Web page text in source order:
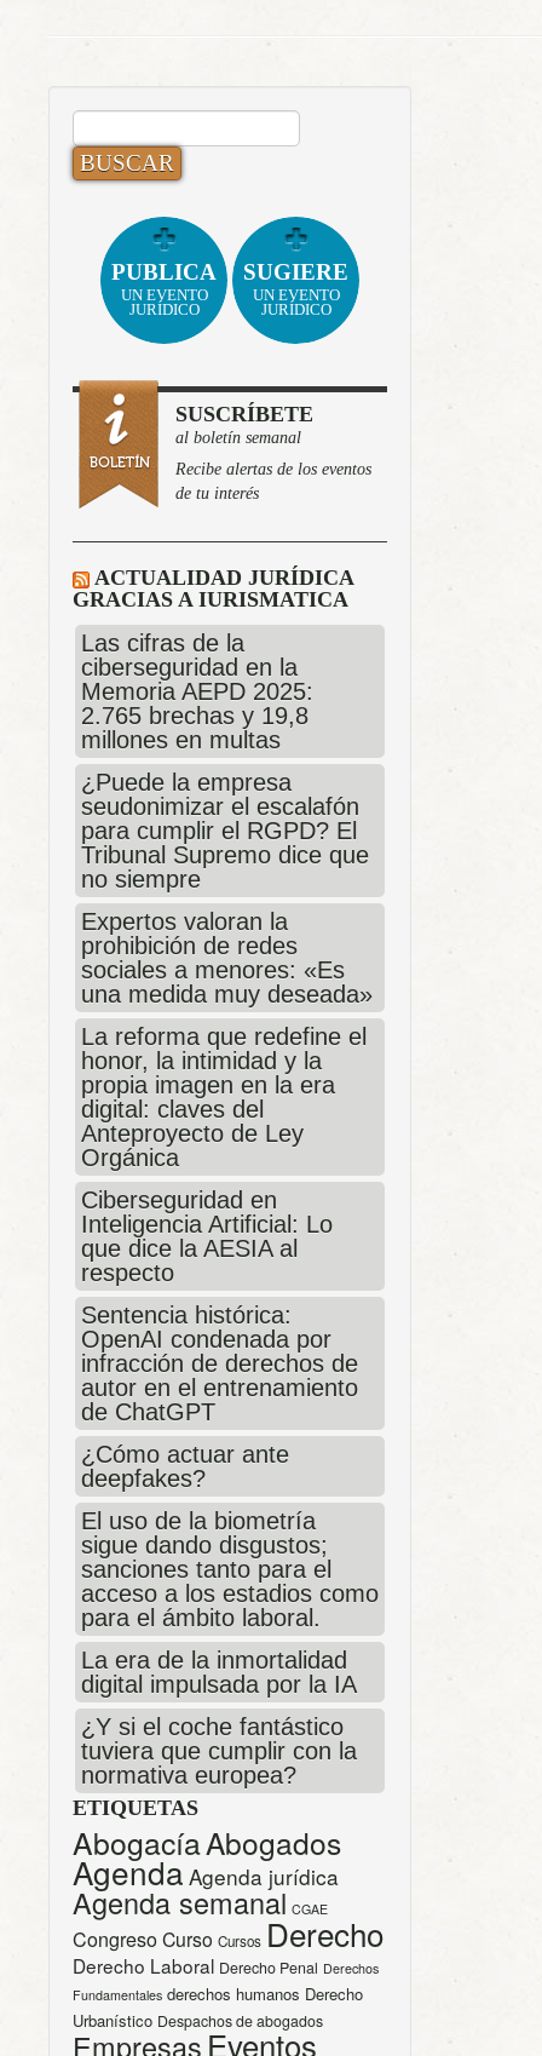
BUSCAR:
PUBLICA
UN EVENTO
JURÍDICO
SUGIERE
UN EVENTO
JURÍDICO
SUSCRÍBETE
al boletín semanal
Recibe alertas de los eventos
de tu interés
ACTUALIDAD JURÍDICA
GRACIAS A IURISMATICA
Las cifras de la
ciberseguridad en la
Memoria AEPD 2025:
2.765 brechas y 19,8
millones en multas
¿Puede la empresa
seudonimizar el escalafón
para cumplir el RGPD? El
Tribunal Supremo dice que
no siempre
Expertos valoran la
prohibición de redes
sociales a menores: «Es
una medida muy deseada»
La reforma que redefine el
honor, la intimidad y la
propia imagen en la era
digital: claves del
Anteproyecto de Ley
Orgánica
Ciberseguridad en
Inteligencia Artificial: Lo
que dice la AESIA al
respecto
Sentencia histórica:
OpenAI condenada por
infracción de derechos de
autor en el entrenamiento
de ChatGPT
¿Cómo actuar ante
deepfakes?
El uso de la biometría
sigue dando disgustos;
sanciones tanto para el
acceso a los estadios como
para el ámbito laboral.
La era de la inmortalidad
digital impulsada por la IA
¿Y si el coche fantástico
tuviera que cumplir con la
normativa europea?
ETIQUETAS
AbogacíaAbogados
Agenda Agenda jurídica
Agenda semanal CGAE
CongresoCurso Cursos Derecho
Derecho Laboral Derecho Penal Derechos
Fundamentales derechos humanos Derecho
Urbanístico Despachos de abogados
Empresas Eventos